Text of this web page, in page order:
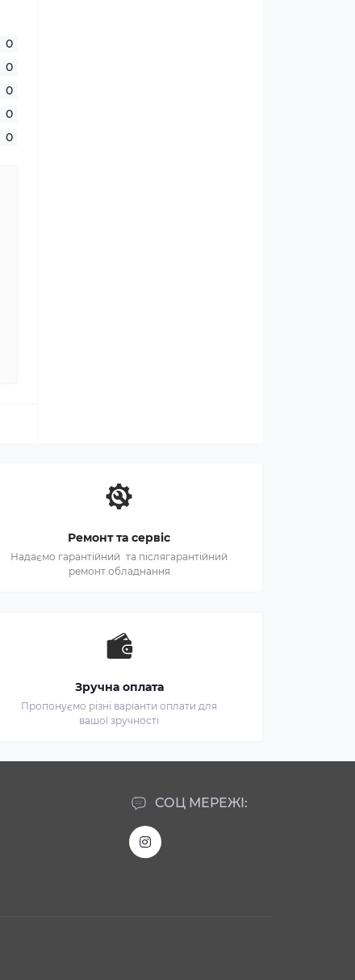
0
0
0
0
0
Ремонт та сервіс
Надаємо гарантійний та післягарантійний
ремонт обладнання
Зручна оплата
Пропонуємо різні варіанти оплати для
вашої зручності
СОЦ МЕРЕЖІ: